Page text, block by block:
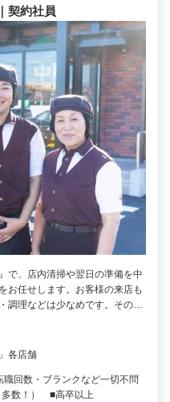
契約社員
で、店内清掃や翌日の準備を中
お任せします。お客様の来店も
調理などは少なめです。その…
各店舗
回数・ブランクなど一切不問
多数！） ■高卒以上